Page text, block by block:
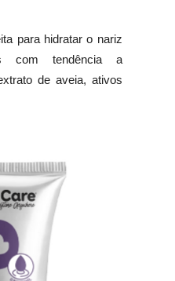
para hidratar o nariz
tendência a
de aveia, ativos